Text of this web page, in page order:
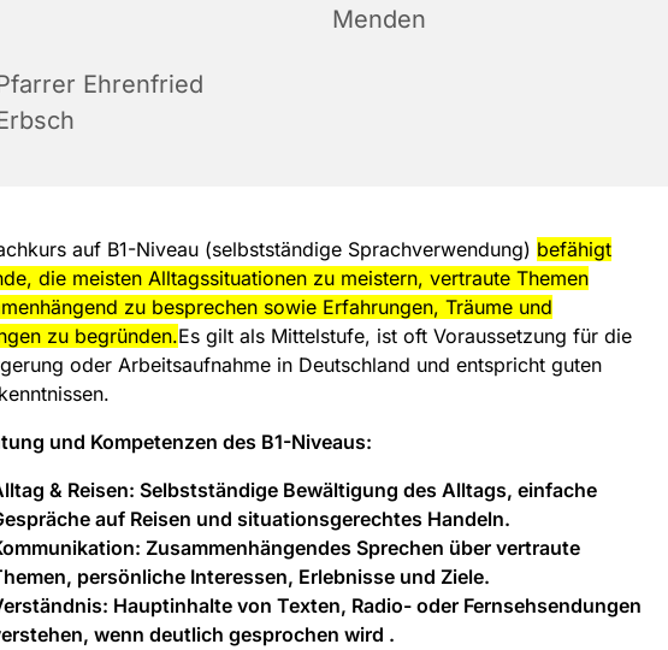
Menden
Ehrenfried
auf B1-Niveau (selbstständige Sprachverwendung) befähigt
die meisten Alltagssituationen zu meistern, vertraute Themen
zu besprechen sowie Erfahrungen, Träume und
zu begründen.Es gilt als Mittelstufe, ist oft Voraussetzung für die
oder Arbeitsaufnahme in Deutschland und entspricht guten
und Kompetenzen des B1-Niveaus:
& Reisen: Selbstständige Bewältigung des Alltags, einfache
auf Reisen und situationsgerechtes Handeln.
Zusammenhängendes Sprechen über vertraute
persönliche Interessen, Erlebnisse und Ziele.
Hauptinhalte von Texten, Radio- oder Fernsehsendungen
wenn deutlich gesprochen wird .